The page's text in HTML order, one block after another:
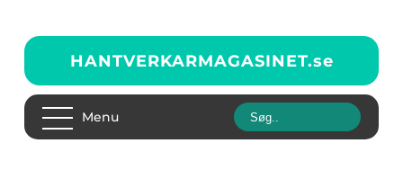
HANTVERKARMAGASINET.se
Menu